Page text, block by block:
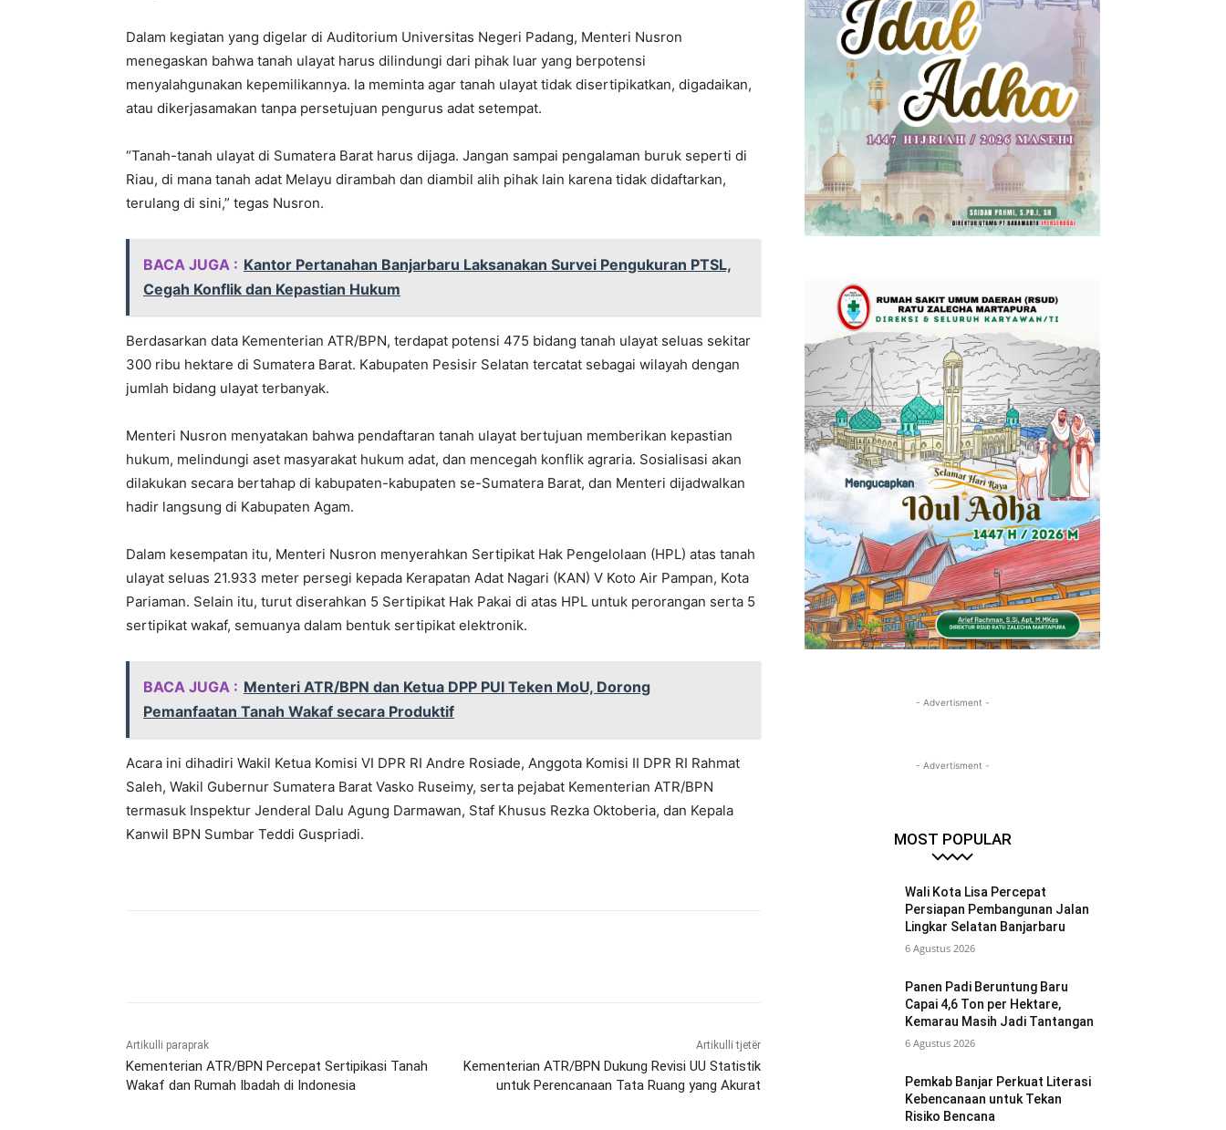
Dalam kegiatan yang digelar di Auditorium Universitas Negeri Padang, Menteri Nusron
menegaskan bahwa tanah ulayat harus dilindungi dari pihak luar yang berpotensi
menyalahgunakan kepemilikannya. Ia meminta agar tanah ulayat tidak disertipikatkan, digadaikan,
atau dikerjasamakan tanpa persetujuan pengurus adat setempat.
“Tanah-tanah ulayat di Sumatera Barat harus dijaga. Jangan sampai pengalaman buruk seperti di
Riau, di mana tanah adat Melayu dirambah dan diambil alih pihak lain karena tidak didaftarkan,
terulang di sini,” tegas Nusron.
BACA JUGA : Kantor Pertanahan Banjarbaru Laksanakan Survei Pengukuran PTSL,
Cegah Konflik dan Kepastian Hukum
Berdasarkan data Kementerian ATR/BPN, terdapat potensi 475 bidang tanah ulayat seluas sekitar
300 ribu hektare di Sumatera Barat. Kabupaten Pesisir Selatan tercatat sebagai wilayah dengan
jumlah bidang ulayat terbanyak.
Menteri Nusron menyatakan bahwa pendaftaran tanah ulayat bertujuan memberikan kepastian
hukum, melindungi aset masyarakat hukum adat, dan mencegah konflik agraria. Sosialisasi akan
dilakukan secara bertahap di kabupaten-kabupaten se-Sumatera Barat, dan Menteri dijadwalkan
hadir langsung di Kabupaten Agam.
Dalam kesempatan itu, Menteri Nusron menyerahkan Sertipikat Hak Pengelolaan (HPL) atas tanah
ulayat seluas 21.933 meter persegi kepada Kerapatan Adat Nagari (KAN) V Koto Air Pampan, Kota
Pariaman. Selain itu, turut diserahkan 5 Sertipikat Hak Pakai di atas HPL untuk perorangan serta 5
sertipikat wakaf, semuanya dalam bentuk sertipikat elektronik.
BACA JUGA : Menteri ATR/BPN dan Ketua DPP PUI Teken MoU, Dorong
Pemanfaatan Tanah Wakaf secara Produktif
Acara ini dihadiri Wakil Ketua Komisi VI DPR RI Andre Rosiade, Anggota Komisi II DPR RI Rahmat
Saleh, Wakil Gubernur Sumatera Barat Vasko Ruseimy, serta pejabat Kementerian ATR/BPN
termasuk Inspektur Jenderal Dalu Agung Darmawan, Staf Khusus Rezka Oktoberia, dan Kepala
Kanwil BPN Sumbar Teddi Guspriadi.
Artikulli paraprak
Kementerian ATR/BPN Percepat Sertipikasi Tanah
Wakaf dan Rumah Ibadah di Indonesia
Artikulli tjetër
Kementerian ATR/BPN Dukung Revisi UU Statistik
untuk Perencanaan Tata Ruang yang Akurat
- Advertisment -
- Advertisment -
MOST POPULAR
Wali Kota Lisa Percepat
Persiapan Pembangunan Jalan
Lingkar Selatan Banjarbaru
6 Agustus 2026
Panen Padi Beruntung Baru
Capai 4,6 Ton per Hektare,
Kemarau Masih Jadi Tantangan
6 Agustus 2026
Pemkab Banjar Perkuat Literasi
Kebencanaan untuk Tekan
Risiko Bencana